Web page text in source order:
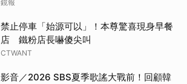
鏡報
禁止停車「始源可以」！本尊驚喜現身早餐
店 鐵粉店長嚇傻尖叫
CTWANT
影音／2026 SBS夏季歌謠大戰前！回顧韓